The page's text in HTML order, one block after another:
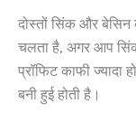
दोस्तों सिंक और बेसिन
चलता है, अगर आप
प्रॉफिट काफी ज्यादा
बनी हुई होती है।